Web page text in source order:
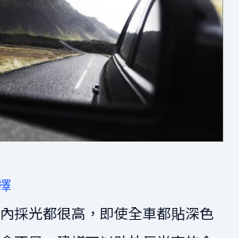
採光都很高，即使全車都貼深色